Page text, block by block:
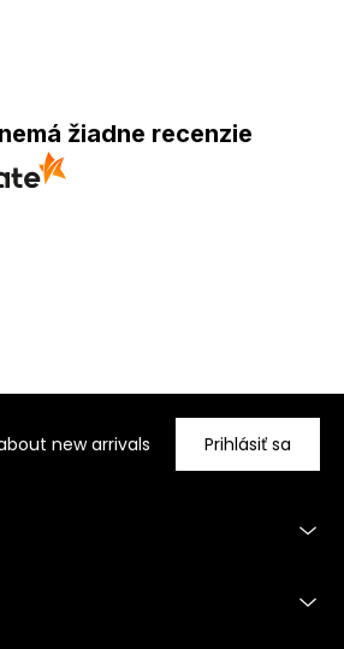
žiadne recenzie
new arrivals Prihlásiť sa